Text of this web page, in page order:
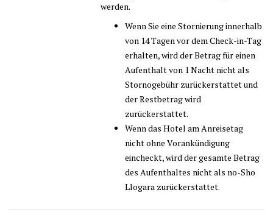
werden.
Wenn Sie eine Stornierung innerhalb
von 14 Tagen vor dem Check-in-Tag
erhalten, wird der Betrag für einen
Aufenthalt von 1 Nacht nicht als
Stornogebühr zurückerstattet und
der Restbetrag wird
zurückerstattet.
Wenn das Hotel am Anreisetag
nicht ohne Vorankündigung
eincheckt, wird der gesamte Betrag
des Aufenthaltes nicht als no-Sho
Llogara zurückerstattet.